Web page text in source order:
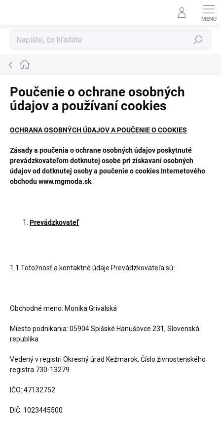
Hľadať
Domov
Poučenie o ochrane osobných
údajov a používaní cookies
OCHRANA OSOBNÝCH ÚDAJOV A POUČENIE O COOKIES
Zásady a poučenia o ochrane osobných údajov poskytnuté
prevádzkovateľom dotknutej osobe pri získavaní osobných
údajov od dotknutej osoby a poučenie o cookies Internetového
obchoduwww.mgmoda.sk
Prevádzkovateľ
1.1.Totožnosť a kontaktné údaje Prevádzkovateľa sú:
Obchodné meno: Monika Grivalská
Miesto podnikania: 05904 Spišské Hanušovce 231, Slovenská
republika
Vedený v registri Okresný úrad Kežmarok, Číslo živnostenského
registra 730-13279
IČO: 47132752
DIČ: 1023445500